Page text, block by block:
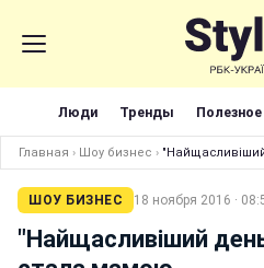
Люди Тренды Полезное
Главная › Шоу бизнес ›
ШОУ БИЗНЕС 18 ноября 2016 ·
"Найщасливіший